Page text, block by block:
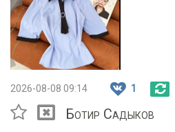
2026-08-08 09:14 1
Ботир Садыков